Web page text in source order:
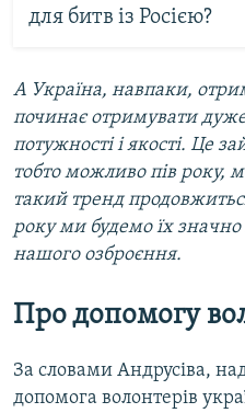
для битв із Росією?
А Україна, навпаки,
починає отримувати
потужності і якості. Це
тобто можливо пів року,
такий тренд
року ми будемо їх
нашого озброєння.
Про допомогу
За словами Андрусіва,
допомога волонтерів